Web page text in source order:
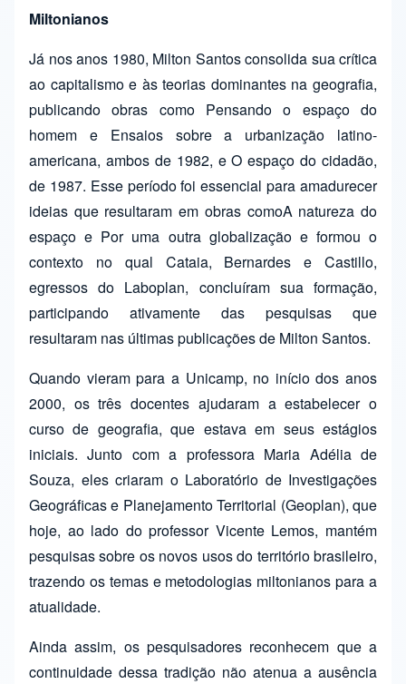
Miltonianos
Já nos anos 1980, Milton Santos consolida sua crítica
ao capitalismo e às teorias dominantes na geografia,
publicando obras como Pensando o espaço do
homem e Ensaios sobre a urbanização latino-
americana, ambos de 1982, e O espaço do cidadão,
de 1987. Esse período foi essencial para amadurecer
ideias que resultaram em obras comoA natureza do
espaço e Por uma outra globalização e formou o
contexto no qual Cataia, Bernardes e Castillo,
egressos do Laboplan, concluíram sua formação,
participando ativamente das pesquisas que
resultaram nas últimas publicações de Milton Santos.
Quando vieram para a Unicamp, no início dos anos
2000, os três docentes ajudaram a estabelecer o
curso de geografia, que estava em seus estágios
iniciais. Junto com a professora Maria Adélia de
Souza, eles criaram o Laboratório de Investigações
Geográficas e Planejamento Territorial (Geoplan), que
hoje, ao lado do professor Vicente Lemos, mantém
pesquisas sobre os novos usos do território brasileiro,
trazendo os temas e metodologias miltonianos para a
atualidade.
Ainda assim, os pesquisadores reconhecem que a
continuidade dessa tradição não atenua a ausência